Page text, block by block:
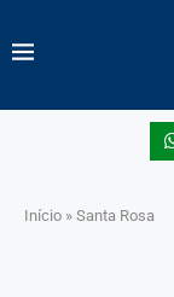
Início » Santa Rosa